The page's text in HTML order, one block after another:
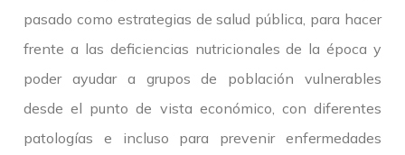
pasado como estrategias de salud pública, para hacer
frente a las deficiencias nutricionales de la época y
poder ayudar a grupos de población vulnerables
desde el punto de vista económico, con diferentes
patologías e incluso para prevenir enfermedades